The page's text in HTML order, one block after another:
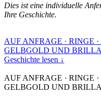
Dies ist eine individuelle
Ihre Geschichte.
AUF ANFRAGE · RINGE ·
GELBGOLD UND
Geschichte lesen ↓
AUF ANFRAGE · RINGE ·
GELBGOLD UND